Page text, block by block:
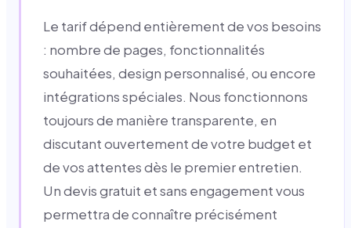
Le tarif dépend entièrement de vos besoins
: nombre de pages, fonctionnalités
souhaitées, design personnalisé, ou encore
intégrations spéciales. Nous fonctionnons
toujours de manière transparente, en
discutant ouvertement de votre budget et
de vos attentes dès le premier entretien.
Un devis gratuit et sans engagement vous
permettra de connaître précisément